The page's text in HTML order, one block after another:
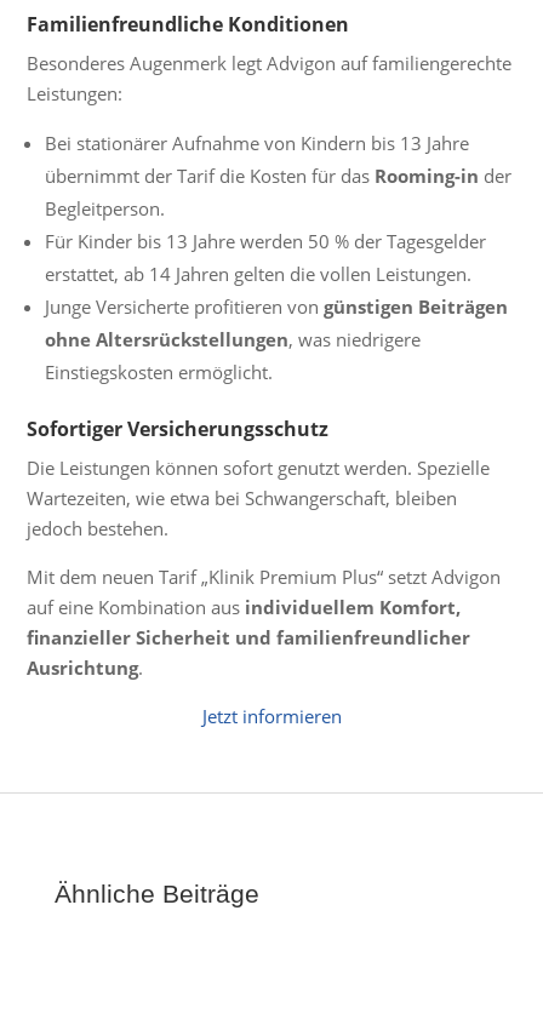
Familienfreundliche Konditionen
Besonderes Augenmerk legt Advigon auf familiengerechte
Leistungen:
Bei stationärer Aufnahme von Kindern bis 13 Jahre
übernimmt der Tarif die Kosten für das Rooming-in der
Begleitperson.
Für Kinder bis 13 Jahre werden 50 % der Tagesgelder
erstattet, ab 14 Jahren gelten die vollen Leistungen.
Junge Versicherte profitieren vongünstigen Beiträgen
ohne Altersrückstellungen, was niedrigere
Einstiegskosten ermöglicht.
Sofortiger Versicherungsschutz
Die Leistungen können sofort genutzt werden. Spezielle
Wartezeiten, wie etwa bei Schwangerschaft, bleiben
jedoch bestehen.
Mit dem neuen Tarif „Klinik Premium Plus“ setzt Advigon
auf eine Kombination aus individuellem Komfort,
finanzieller Sicherheit und familienfreundlicher
Ausrichtung.
Jetzt informieren
Ähnliche Beiträge